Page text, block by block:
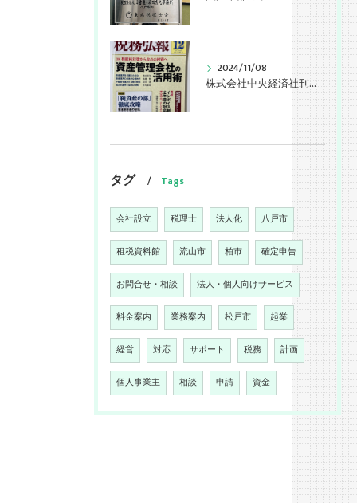
2024/11/08
株式会社中央経済社刊行「税務弘報12月号」拙稿掲載
タグ Tags
会社設立 税理士 法人化 八戸市
租税資料館 流山市 柏市 確定申告
お問合せ・相談 法人・個人向けサービス
料金案内 業務案内 松戸市 起業
経営 対応 サポート 税務 計画
個人事業主 相談 申請 資金